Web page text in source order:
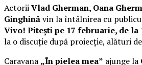
ActoriiVlad Gherman, Oana
Ginghinăvin la întâlnirea cu
Vivo! Pitești pe 17 februarie, de la
la o discuție după proiecție, alături
Caravana „În pielea mea” ajunge la